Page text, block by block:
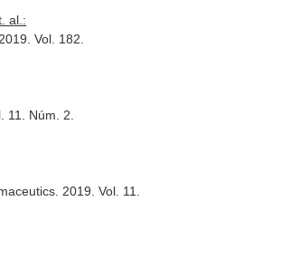
al.:
2019. Vol. 182.
11. Núm. 2.
. 2019. Vol. 11.